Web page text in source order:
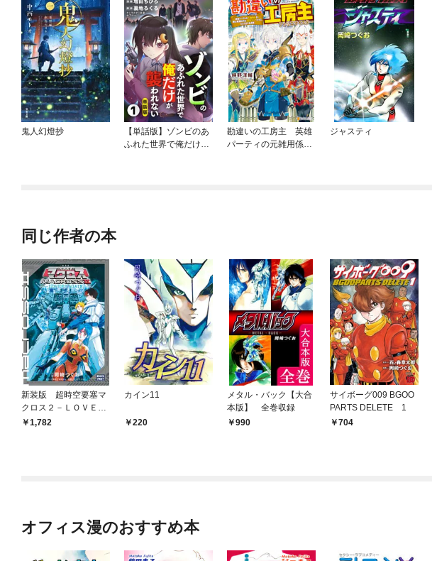
鬼人幻燈抄
【単話版】ゾンビのあ
ふれた世界で俺だけが
勘違いの工房主 英雄
パーティの元雑用係
ジャスティ
同じ作者の本
新装版 超時空要塞マ
クロス２－ＬＯＶＥＲ
Ｓ ＡＧＡＩＮ－
1,782
カイン11
220
メタル・バック【大合
本版】 全巻収録
990
サイボーグ009 BGOO
PARTS DELETE 1
704
オフィス漫のおすすめ本